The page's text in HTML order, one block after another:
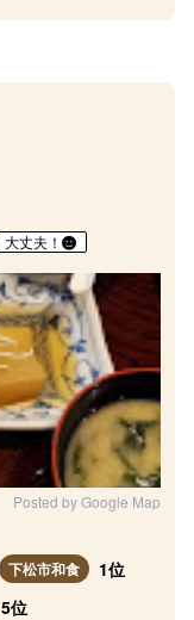
大丈夫！
Posted by Google Map
下松市和食 1位
5位